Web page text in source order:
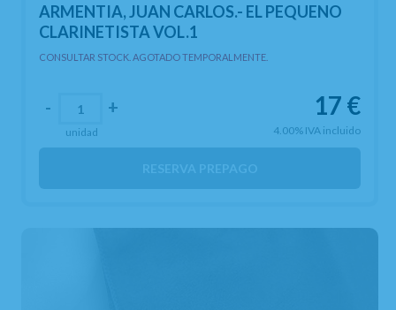
ARMENTIA, JUAN CARLOS.- EL PEQUENO
CLARINETISTA VOL.1
CONSULTAR STOCK. AGOTADO TEMPORALMENTE.
17 €
4.00% IVA incluido
- +
unidad
RESERVA PREPAGO